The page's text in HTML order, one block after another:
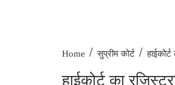
Home / सुप्रीम कोर्ट /
हाईकोर्ट का